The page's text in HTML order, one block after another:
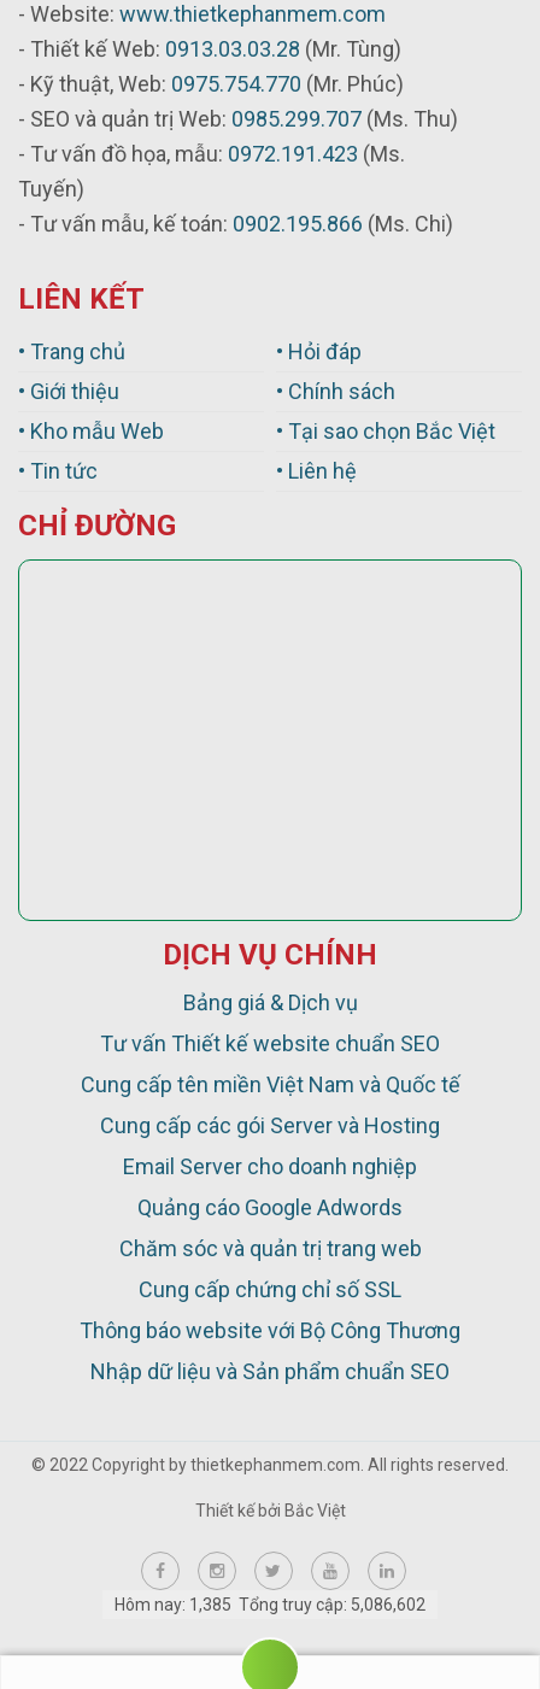
- Website: www.thietkephanmem.com
- Thiết kế Web: 0913.03.03.28 (Mr. Tùng)
- Kỹ thuật, Web: 0975.754.770 (Mr. Phúc)
- SEO và quản trị Web: 0985.299.707 (Ms. Thu)
- Tư vấn đồ họa, mẫu: 0972.191.423 (Ms.
Tuyến)
- Tư vấn mẫu, kế toán: 0902.195.866 (Ms. Chi)
LIÊN KẾT
• Trang chủ
• Giới thiệu
• Kho mẫu Web
• Tin tức
• Hỏi đáp
• Chính sách
• Tại sao chọn Bắc Việt
• Liên hệ
CHỈ ĐƯỜNG
DỊCH VỤ CHÍNH
Bảng giá & Dịch vụ
Tư vấn Thiết kế website chuẩn SEO
Cung cấp tên miền Việt Nam và Quốc tế
Cung cấp các gói Server và Hosting
Email Server cho doanh nghiệp
Quảng cáo Google Adwords
Chăm sóc và quản trị trang web
Cung cấp chứng chỉ số SSL
Thông báo website với Bộ Công Thương
Nhập dữ liệu và Sản phẩm chuẩn SEO
© 2022 Copyright by thietkephanmem.com. All rights reserved.
Thiết kế bởi Bắc Việt
Hôm nay: 1,385 Tổng truy cập: 5,086,602